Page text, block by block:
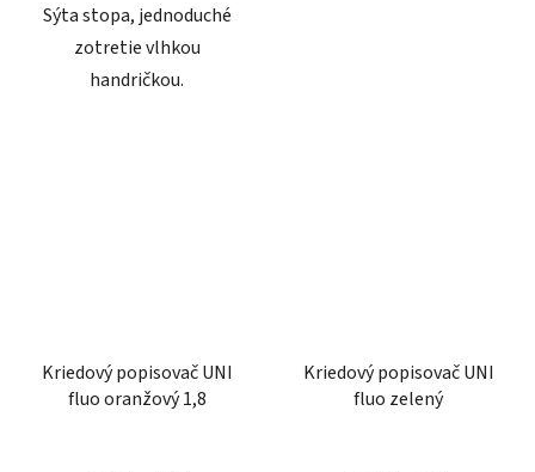
Sýta stopa, jednoduché
zotretie vlhkou
handričkou.
Kriedový popisovač UNI
fluo oranžový 1,8
Kriedový popisovač UNI
fluo zelený